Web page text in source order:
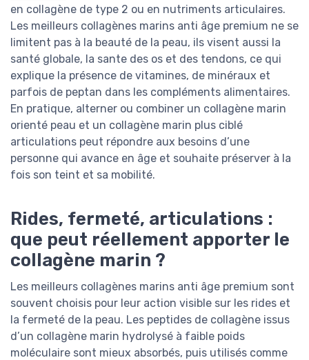
en collagène de type 2 ou en nutriments articulaires.
Les meilleurs collagènes marins anti âge premium ne se
limitent pas à la beauté de la peau, ils visent aussi la
santé globale, la sante des os et des tendons, ce qui
explique la présence de vitamines, de minéraux et
parfois de peptan dans les compléments alimentaires.
En pratique, alterner ou combiner un collagène marin
orienté peau et un collagène marin plus ciblé
articulations peut répondre aux besoins d’une
personne qui avance en âge et souhaite préserver à la
fois son teint et sa mobilité.
Rides, fermeté, articulations :
que peut réellement apporter le
collagène marin ?
Les meilleurs collagènes marins anti âge premium sont
souvent choisis pour leur action visible sur les rides et
la fermeté de la peau. Les peptides de collagène issus
d’un collagène marin hydrolysé à faible poids
moléculaire sont mieux absorbés, puis utilisés comme